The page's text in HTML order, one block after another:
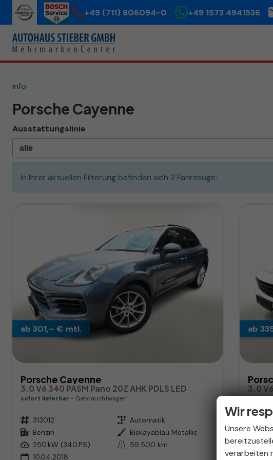
+49 (711) 806094-0 +49 1573 4941536
info
Porsche Cayenne
Ausstattungslinie
In Ihrer aktuellen Filterung befinden sich 2 Fahrzeuge:
ab 301,– € mtl.
Porsche Cayenne
3.0 V6 340 PASM Pano 20Z AHK PDLS LED
sofort lieferbar Gebrauchtwagen
Fahrzeugnr. 313012 Getriebe Automatik
Kraftstoff Benzin Außenfarbe Biskayablau Metallic
Leistung 250 kW (340 PS) Kilometerstand 59.500 km
10.04.2018
ab
3.0
sofort
Kraftstoff
Leistung
Wir
Unsere
verarbeiten